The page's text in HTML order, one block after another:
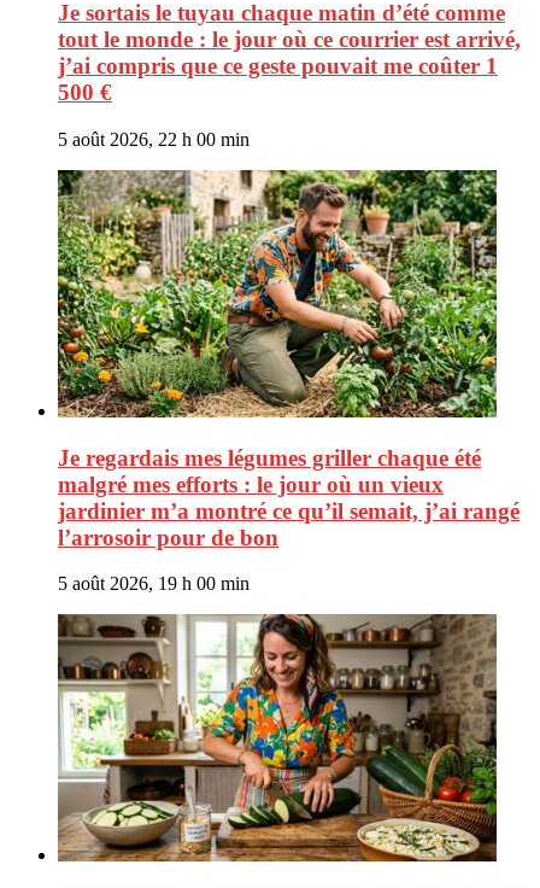
Je sortais le tuyau chaque matin d’été comme
tout le monde : le jour où ce courrier est arrivé,
j’ai compris que ce geste pouvait me coûter 1
500 €
5 août 2026, 22 h 00 min
Je regardais mes légumes griller chaque été
malgré mes efforts : le jour où un vieux
jardinier m’a montré ce qu’il semait, j’ai rangé
l’arrosoir pour de bon
5 août 2026, 19 h 00 min